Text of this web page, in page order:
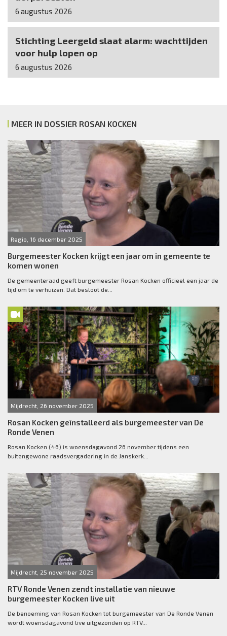
6 augustus 2026
Stichting Leergeld slaat alarm: wachttijden
voor hulp lopen op
6 augustus 2026
MEER IN DOSSIER ROSAN KOCKEN
Regio, 16 december 2025
Burgemeester Kocken krijgt een jaar om in gemeente te
komen wonen
De gemeenteraad geeft burgemeester Rosan Kocken officieel een jaar de
tijd om te verhuizen. Dat besloot de...
Mijdrecht, 26 november 2025
Rosan Kocken geïnstalleerd als burgemeester van De
Ronde Venen
Rosan Kocken (46) is woensdagavond 26 november tijdens een
buitengewone raadsvergadering in de Janskerk...
Mijdrecht, 25 november 2025
RTV Ronde Venen zendt installatie van nieuwe
burgemeester Kocken live uit
De benoeming van Rosan Kocken tot burgemeester van De Ronde Venen
wordt woensdagavond live uitgezonden op RTV...